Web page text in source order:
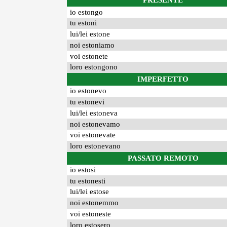
io estongo
tu estoni
lui/lei estone
noi estoniamo
voi estonete
loro estongono
IMPERFETTO
io estonevo
tu estonevi
lui/lei estoneva
noi estonevamo
voi estonevate
loro estonevano
PASSATO REMOTO
io estosi
tu estonesti
lui/lei estose
noi estonemmo
voi estoneste
loro estosero